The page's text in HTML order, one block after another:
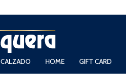
CALZADO HOME GIFT CARD